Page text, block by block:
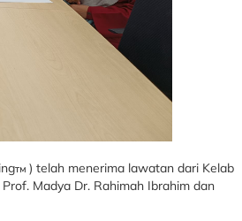
) telah menerima lawatan dari Kelab
Madya Dr. Rahimah Ibrahim dan